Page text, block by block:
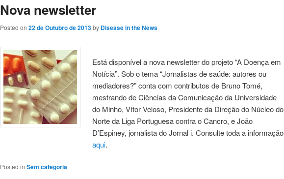
Nova newsletter
Posted on 22 de Outubro de 2013by Disease in the News
Está disponível a nova newsletter do projeto “A Doença em
Notícia”. Sob o tema “Jornalistas de saúde: autores ou
mediadores?” conta com contributos de Bruno Tomé,
mestrando de Ciências da Comunicação da Universidade
do Minho, Vítor Veloso, Presidente da Direção do Núcleo do
Norte da Liga Portuguesa contra o Cancro, e João
D’Espiney, jornalista do Jornal i. Consulte toda a informação
aqui.
Posted in Sem categoria